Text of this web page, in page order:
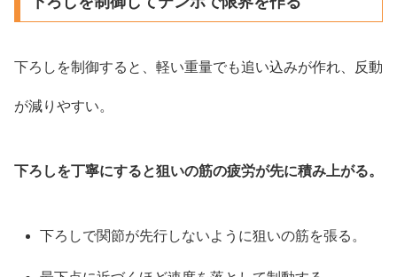
下ろしを制御すると、軽い重量でも追い込みが作れ、反動
が減りやすい。
下ろしを丁寧にすると狙いの筋の疲労が先に積み上がる。
下ろしで関節が先行しないように狙いの筋を張る。